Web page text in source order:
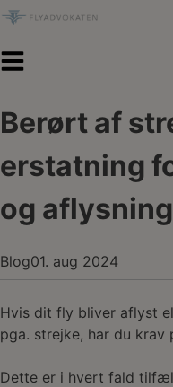
Hop
indholdet
Berørt af
erstatning
og aflysning
Blog01. aug 2024
Hvis dit fly bliver aflyst
pga. strejke, har du krav
Dette er i hvert fald